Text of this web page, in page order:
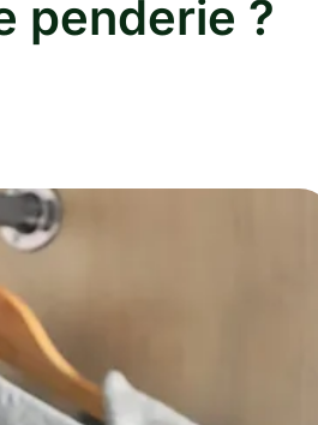
penderie ?